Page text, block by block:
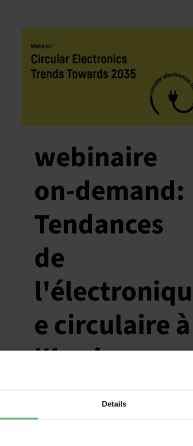
Details
webinaire
on-demand:
Tendances
de
l'électroniqu
e circulaire à
l'horizon
2035
Le